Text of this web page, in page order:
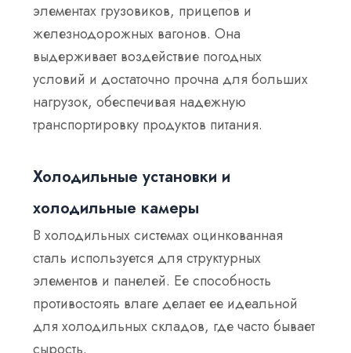
элементах грузовиков, прицепов и
железнодорожных вагонов. Она
выдерживает воздействие погодных
условий и достаточно прочна для больших
нагрузок, обеспечивая надежную
транспортировку продуктов питания.
Холодильные установки и
холодильные камеры
В холодильных системах оцинкованная
сталь используется для структурных
элементов и панелей. Ее способность
противостоять влаге делает ее идеальной
для холодильных складов, где часто бывает
сырость.